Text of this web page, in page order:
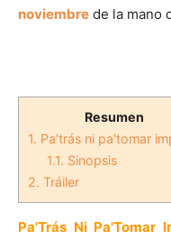
noviembre de la mano
Resumen
1. Pa'trás ni pa'tomar
1.1. Sinopsis
2. Tráiler
Pa'Trás Ni Pa'Tomar